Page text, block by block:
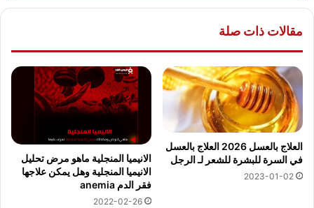
مقالات ذات صلة
العلاج بالعسل 2026 العلاج بالعسل
في السرة للبشرة للشعر لـ الرجل
2023-01-02
الانيميا المنجلية ماهو مرض تحليل
الانيميا المنجلية وهل يمكن علاجها
فقر الدم anemia
2022-02-26